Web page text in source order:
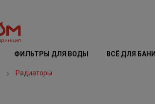
ФИЛЬТРЫ ДЛЯ ВОДЫ ВСЁ ДЛЯ БАНИ
Радиаторы